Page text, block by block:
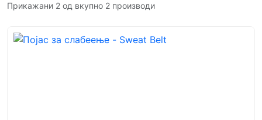
Прикажани 2 од вкупно 2 производи